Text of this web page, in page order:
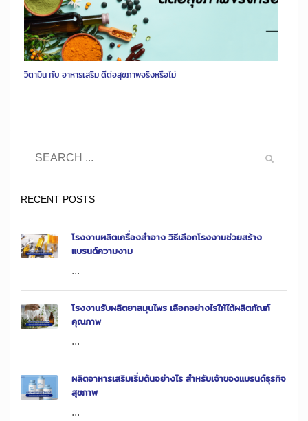
วิตามิน กับ อาหารเสริม ดีต่อสุขภาพจริงหรือไม่
RECENT POSTS
โรงงานผลิตเครื่องสำอาง วิธีเลือกโรงงานช่วยสร้าง
แบรนด์ความงาม
...
โรงงานรับผลิตยาสมุนไพร เลือกอย่างไรให้ได้ผลิตภัณฑ์
คุณภาพ
...
ผลิตอาหารเสริมเริ่มต้นอย่างไร สำหรับเจ้าของแบรนด์ธุรกิจ
สุขภาพ
...